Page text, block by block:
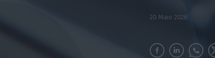
20 Maio 2026